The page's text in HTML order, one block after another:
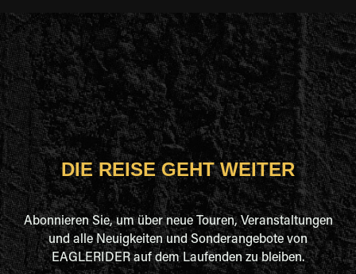
DIE REISE GEHT WEITER
Abonnieren Sie, um über neue Touren, Veranstaltungen
und alle Neuigkeiten und Sonderangebote von
EAGLERIDER auf dem Laufenden zu bleiben.